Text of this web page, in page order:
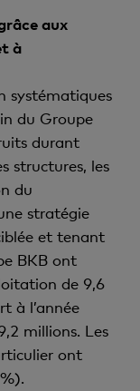
aux
à
systématiques
du Groupe
durant
structures, les
du
stratégie
et tenant
BKB ont
de 9,6
à l’année
millions. Les
ont